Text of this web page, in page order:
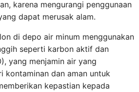
karena mengurangi penggunaan
dapat merusak alam.
di depo air minum menggunakan
seperti karbon aktif dan
yang menjamin air yang
kontaminan dan aman untuk
kepastian kepada